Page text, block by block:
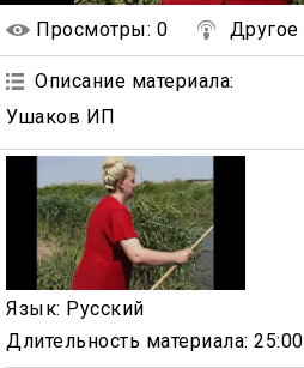
Просмотры: 0 Другое
Описание материала:
Ушаков ИП
Язык: Русский
Длительность материала: 25:00